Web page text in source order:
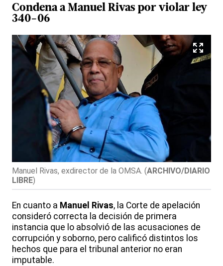
Condena aManuel Rivas por violar ley
340-06
Manuel Rivas, exdirector de la OMSA. (ARCHIVO/DIARIO
LIBRE)
En cuanto a Manuel Rivas, la Corte de apelación
consideró correcta la decisión de primera
instancia que lo absolvió de las acusaciones de
corrupción y soborno, pero calificó distintos los
hechos que para el tribunal anterior no eran
imputable.